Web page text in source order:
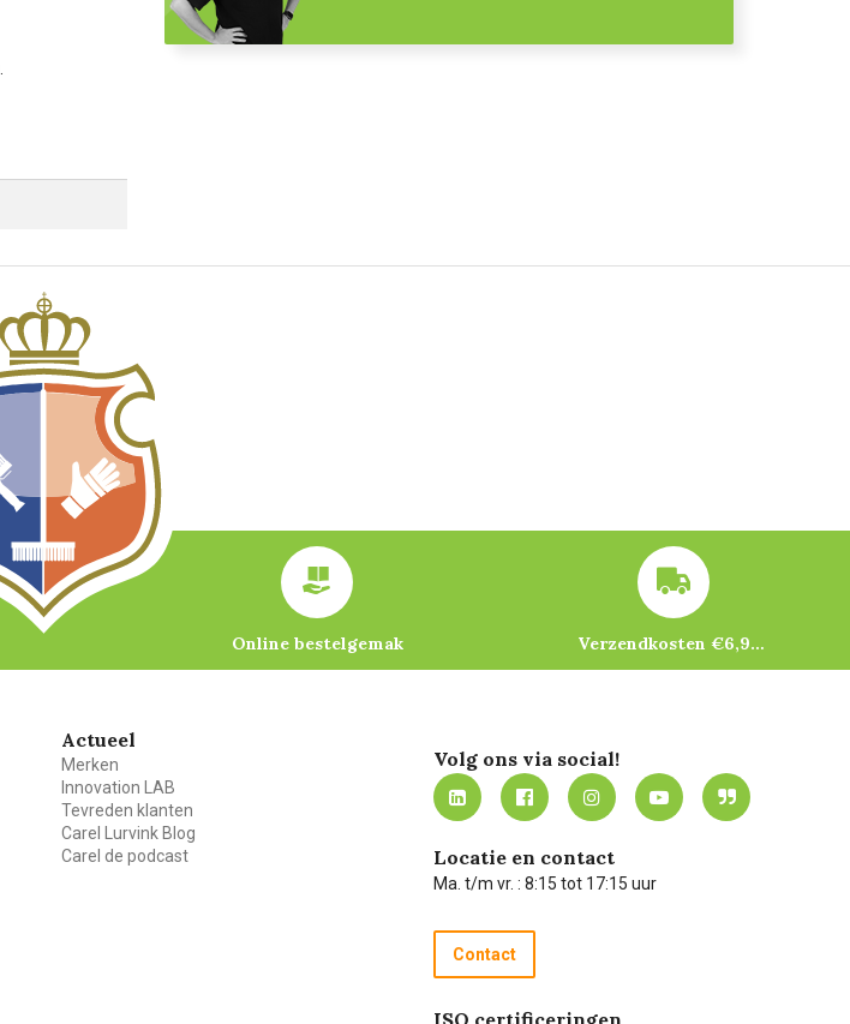
Online bestelgemak Verzendkosten €6,95 – gratis bij je eerste bestelling vanaf €200
Actueel
Merken
Innovation LAB
Tevreden klanten
Carel Lurvink Blog
Carel de podcast
Volg ons via social!
Locatie en contact
Ma. t/m vr. : 8:15 tot 17:15 uur
Contact
ISO certificeringen